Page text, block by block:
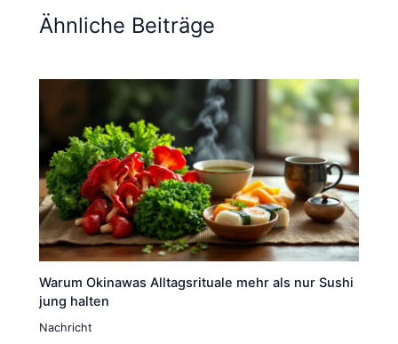
Ähnliche Beiträge
Warum Okinawas Alltagsrituale mehr als nur Sushi
jung halten
Nachricht